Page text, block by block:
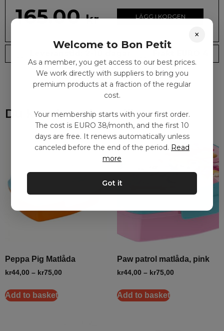
165.00 kr LÄGG I KORGEN
Du kanske också gillar
Peppa Pig Matlåda
kr44,00 – kr75,00
Add to basket
Paw patrol matlåda, pink
kr44,00 – kr75,00
Add to basket
×
Welcome to Bon Petit
As a member, you get access to our best prices.
We work directly with suppliers to bring you
premium products at a fraction of the regular
cost.
Your membership starts with your first order.
The cost is EURO 38/month, and the first 10
days are free. It renews automatically unless
canceled before the end of the period. Read
more
Got it